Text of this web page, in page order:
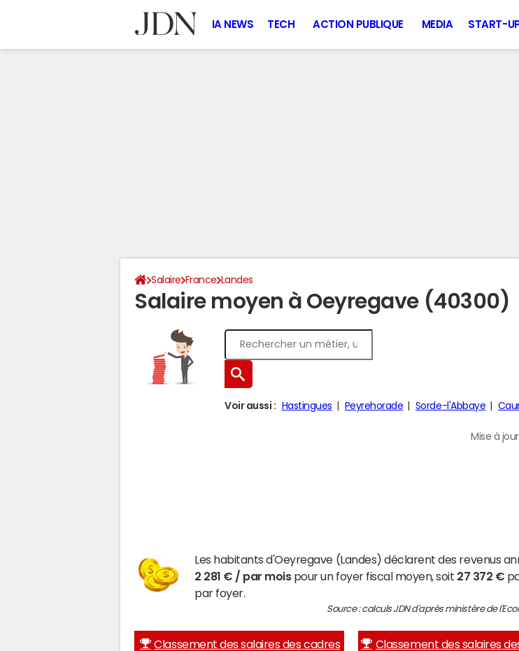
IA NEWS TECH ACTION PUBLIQUE MEDIA START-
Salaire France Landes
Salaire moyen à Oeyregave (40300)
Voir aussi : Hastingues Peyrehorade Sorde-l'Abbaye
Mise à
Les habitants d'Oeyregave (Landes) déclarent des revenus
2 281 € / par moispour un foyer fiscal moyen, soit 27 372 €
par foyer.
Source : calculs JDN d'après ministère de
Classement des salaires des cadres
Classement des salaires